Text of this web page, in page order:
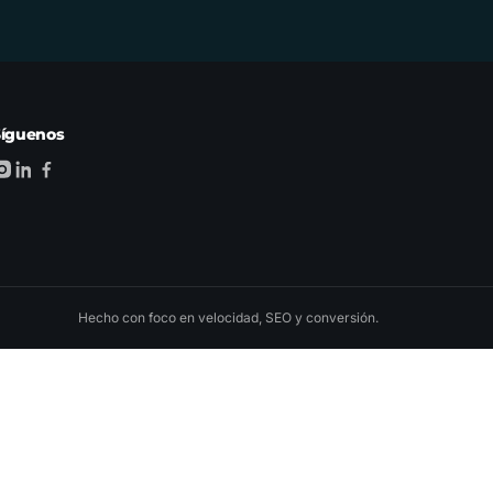
Hecho con foco en velocidad, SEO y conversión.